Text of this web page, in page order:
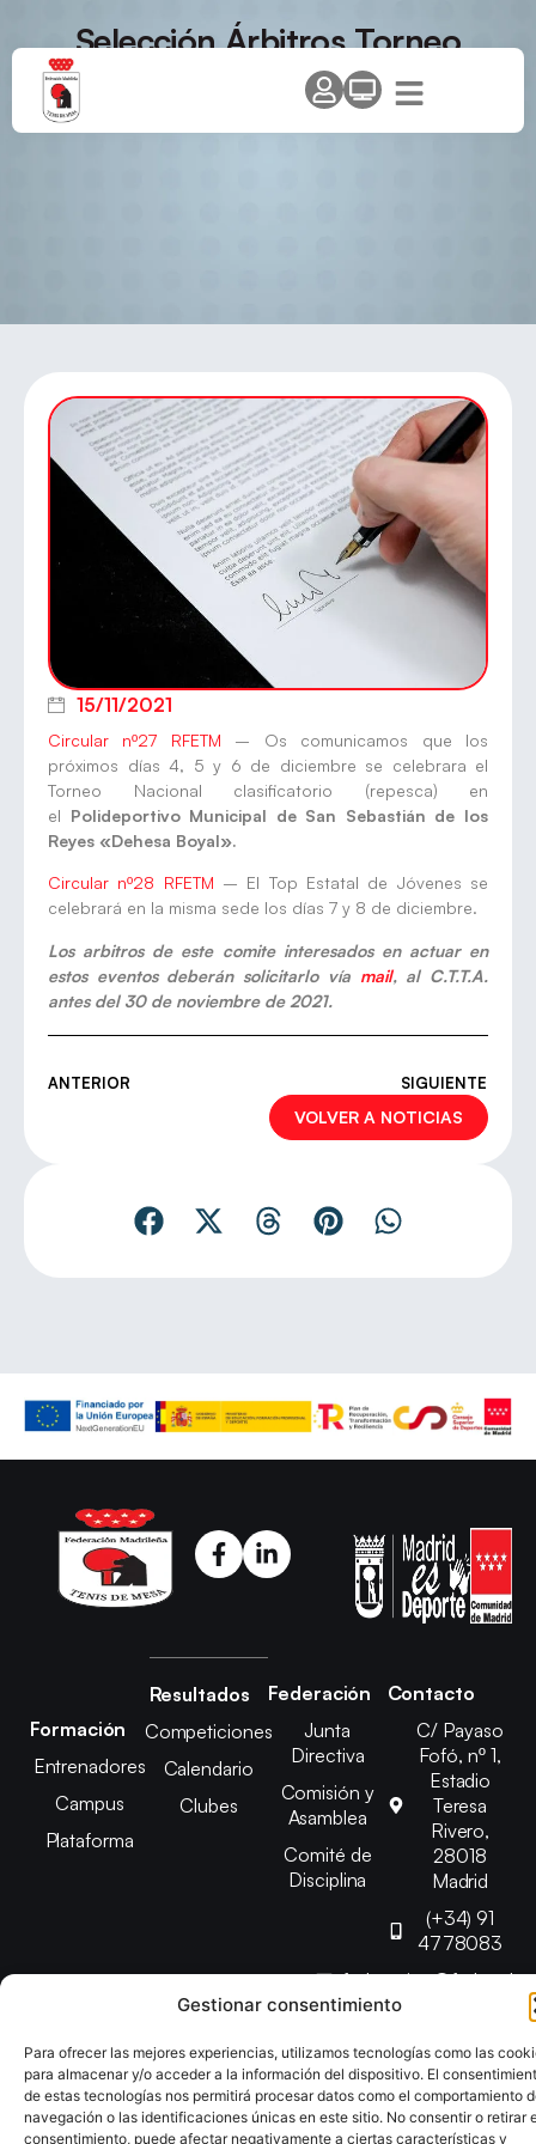
Gestionar consentimiento
Para ofrecer las mejores experiencias, utilizamos tecnologías como las
para almacenar y/o acceder a la información del dispositivo. El
de estas tecnologías nos permitirá procesar datos como el comportamiento
navegación o las identificaciones únicas en este sitio. No consentir o retirar
consentimiento, puede afectar negativamente a ciertas características y
Selección Árbitros Torneo
Nacional Clasificatorio (repesca)
y Top Estatal Jóvenes
15/11/2021
Circular nº27 RFETM – Os comunicamos que los
próximos días 4, 5 y 6 de diciembre se celebrara el
Torneo Nacional clasificatorio (repesca) en
el Polideportivo Municipal de San Sebastián de los
Reyes «Dehesa Boyal».
Circular nº28 RFETM – El Top Estatal de Jóvenes se
celebrará en la misma sede los días 7 y 8 de diciembre.
Los arbitros de este comite interesados en actuar en
estos eventos deberán solicitarlo vía mail, al C.T.T.A.
antes del 30 de noviembre de 2021.
ANTERIOR SIGUIENTE
VOLVER A NOTICIAS
Formación
Entrenadores
Campus
Plataforma
Resultados
Competiciones
Calendario
Clubes
Federación
Junta
Directiva
Comisión y
Asamblea
Comité de
Disciplina
Contacto
C/ Payaso
Fofó, nº 1,
Estadio
Teresa
Rivero,
28018
Madrid
(+34) 91
4778083
Copyright © 2025 Federación Madrileña de Tenis de Mesa |
Desarrollado porTOOOLS